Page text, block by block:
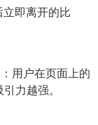
即离开的比
用户在页面上的
力越强。